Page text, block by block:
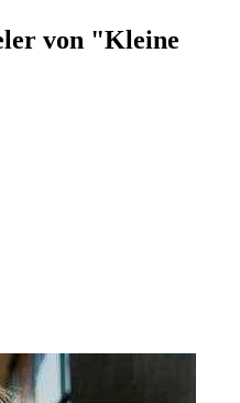
von "Kleine